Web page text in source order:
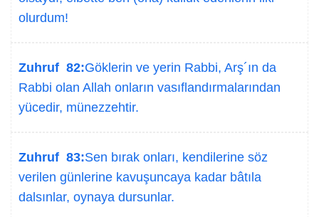
olurdum!
Zuhruf 82:Göklerin ve yerin Rabbi, Arş´ın da
Rabbi olan Allah onların vasıflandırmalarından
yücedir, münezzehtir.
Zuhruf 83:Sen bırak onları, kendilerine söz
verilen günlerine kavuşuncaya kadar bâtıla
dalsınlar, oynaya dursunlar.